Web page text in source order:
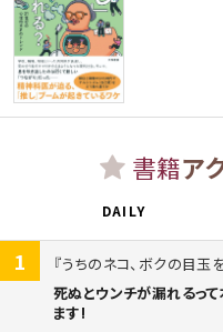
書籍ア
DAILY
1
うちのネコ、ボクの目玉
死ぬとウンチが漏れるっ
ます!